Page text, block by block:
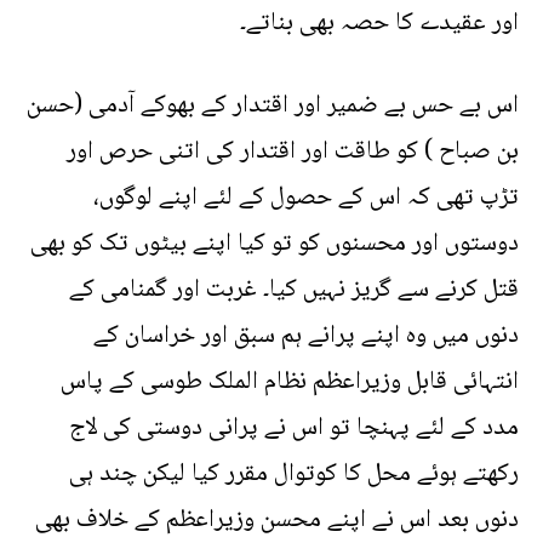
اور عقیدے کا حصہ بھی بناتے۔
اس بے حس بے ضمیر اور اقتدار کے بھوکے آدمی (حسن
بن صباح ) کو طاقت اور اقتدار کی اتنی حرص اور
تڑپ تھی کہ اس کے حصول کے لئے اپنے لوگوں،
دوستوں اور محسنوں کو تو کیا اپنے بیٹوں تک کو بھی
قتل کرنے سے گریز نہیں کیا۔ غربت اور گمنامی کے
دنوں میں وہ اپنے پرانے ہم سبق اور خراسان کے
انتہائی قابل وزیراعظم نظام الملک طوسی کے پاس
مدد کے لئے پہنچا تو اس نے پرانی دوستی کی لاج
رکھتے ہوئے محل کا کوتوال مقرر کیا لیکن چند ہی
دنوں بعد اس نے اپنے محسن وزیراعظم کے خلاف بھی